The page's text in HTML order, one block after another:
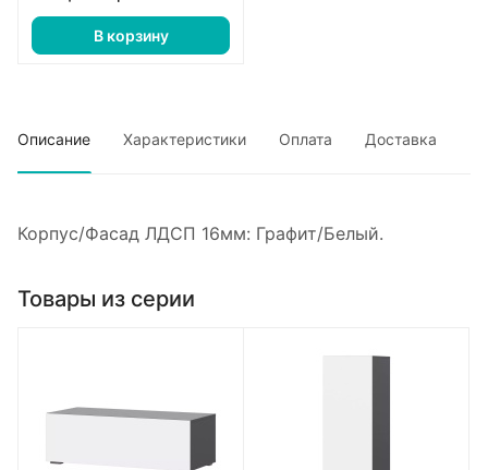
В корзину
Описание Характеристики Оплата Доставка
Корпус/Фасад ЛДСП 16мм: Графит/Белый.
Товары из серии